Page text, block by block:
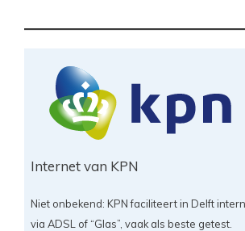
Internet van KPN
Niet onbekend: KPN faciliteert in Delft
via ADSL of “Glas”, vaak als beste getest.